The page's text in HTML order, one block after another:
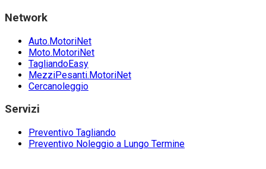
Network
Auto.MotoriNet
Moto.MotoriNet
TagliandoEasy
MezziPesanti.MotoriNet
Cercanoleggio
Servizi
Preventivo Tagliando